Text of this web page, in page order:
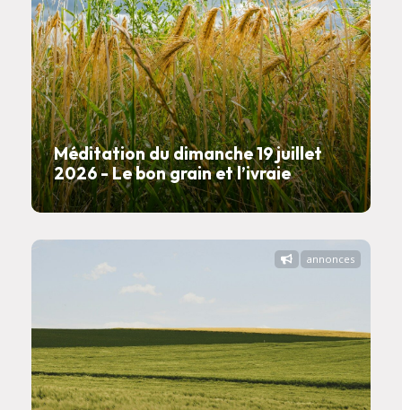
Méditation du dimanche 19 juillet
2026 - Le bon grain et l’ivraie
annonces